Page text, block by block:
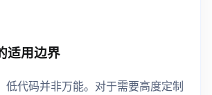
适用边界
低代码并非万能。对于需要高度定制